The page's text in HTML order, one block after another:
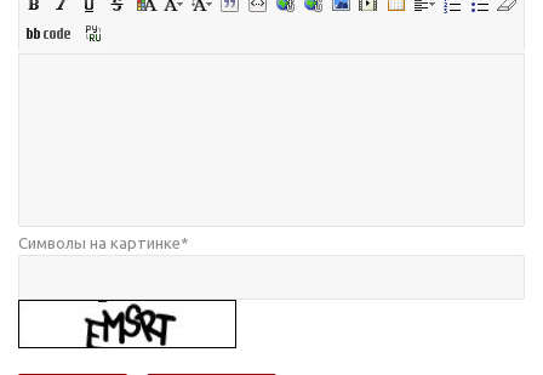
Символы на картинке*